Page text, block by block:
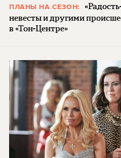
ПЛАНЫ НА СЕЗОН:
невесты и другими
в «Тон-Центре»